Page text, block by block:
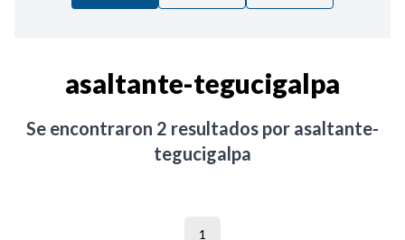
asaltante-tegucigalpa
Se encontraron 2 resultados por asaltante-
tegucigalpa
1